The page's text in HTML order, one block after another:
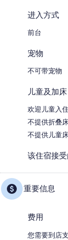
进入方式
前台
宠物
不可带宠物
儿童及加床
欢迎儿童入住
不提供折叠
不提供儿童
该住宿接
重要信息
费用
您需要到店